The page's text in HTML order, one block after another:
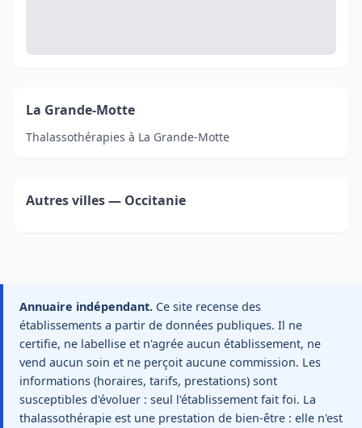
La Grande-Motte
Thalassothérapies à La Grande-Motte
Autres villes — Occitanie
Annuaire indépendant. Ce site recense des
établissements a partir de données publiques. Il ne
certifie, ne labellise et n'agrée aucun établissement, ne
vend aucun soin et ne perçoit aucune commission. Les
informations (horaires, tarifs, prestations) sont
susceptibles d'évoluer : seul l'établissement fait foi. La
thalassothérapie est une prestation de bien-être : elle n'est